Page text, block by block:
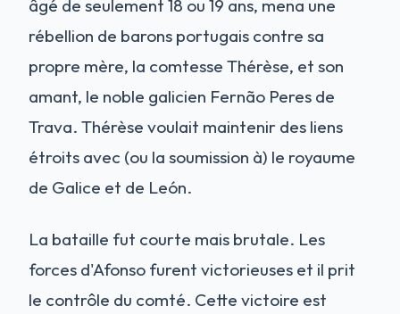
âgé de seulement 18 ou 19 ans, mena une
rébellion de barons portugais contre sa
propre mère, la comtesse Thérèse, et son
amant, le noble galicien Fernão Peres de
Trava. Thérèse voulait maintenir des liens
étroits avec (ou la soumission à) le royaume
de Galice et de León.
La bataille fut courte mais brutale. Les
forces d'Afonso furent victorieuses et il prit
le contrôle du comté. Cette victoire est